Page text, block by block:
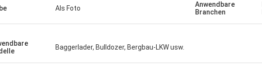
Als Foto
Anwendbare
Branchen
Baggerlader, Bulldozer, Bergbau-LKW usw.